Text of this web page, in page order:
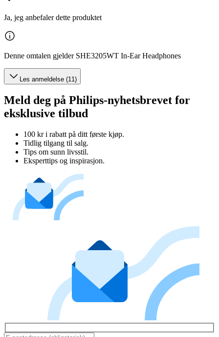
Ja, jeg anbefaler dette produktet
Denne omtalen gjelder SHE3205WT In-Ear Headphones
Les anmeldelse (11)
Meld deg på Philips-nyhetsbrevet for
eksklusive tilbud
100 kr i rabatt på ditt første kjøp.
Tidlig tilgang til salg.
Tips om sunn livsstil.
Eksperttips og inspirasjon.